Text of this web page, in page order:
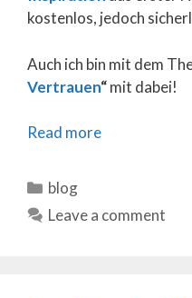
kostenlos, jedoch
Auch ich bin mit dem
Vertrauen“mit dabei!
Read more
Categories
blog
Leave a comment